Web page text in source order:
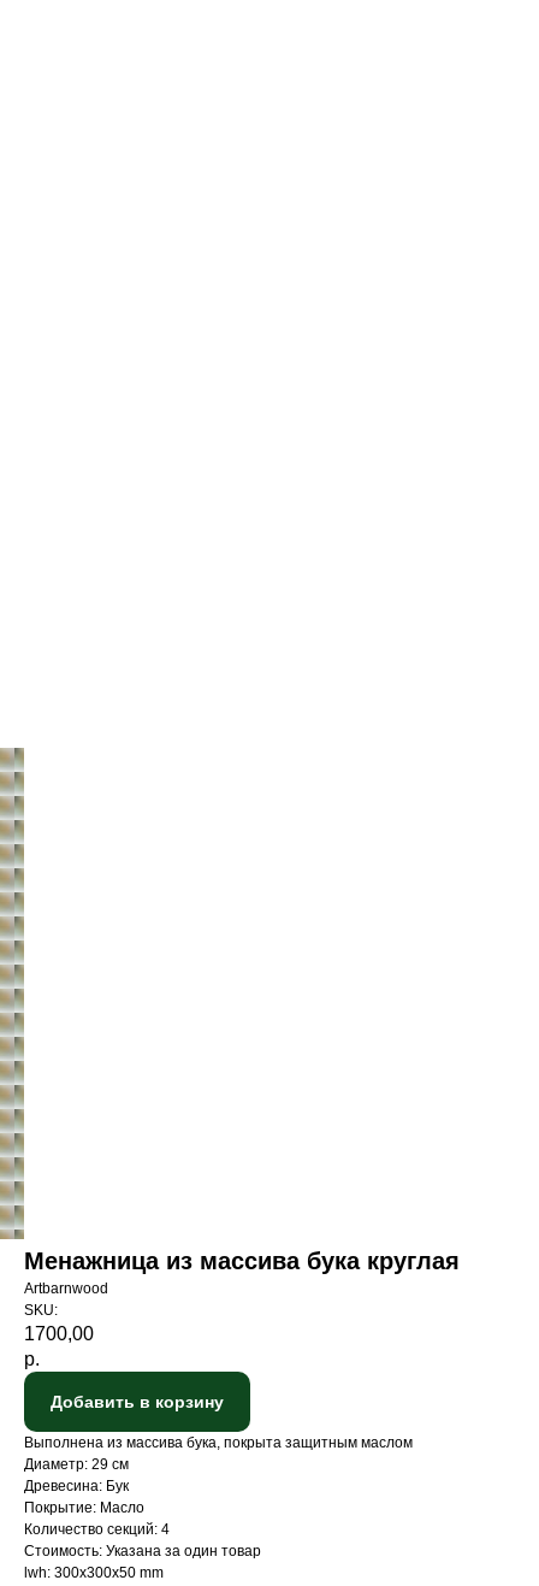
Менажница из массива бука круглая
Artbarnwood
SKU:
1700,00
р.
Добавить в корзину
Выполнена из массива бука, покрыта защитным маслом
Диаметр: 29 см
Древесина: Бук
Покрытие: Масло
Количество секций: 4
Стоимость: Указана за один товар
lwh: 300x300x50 mm